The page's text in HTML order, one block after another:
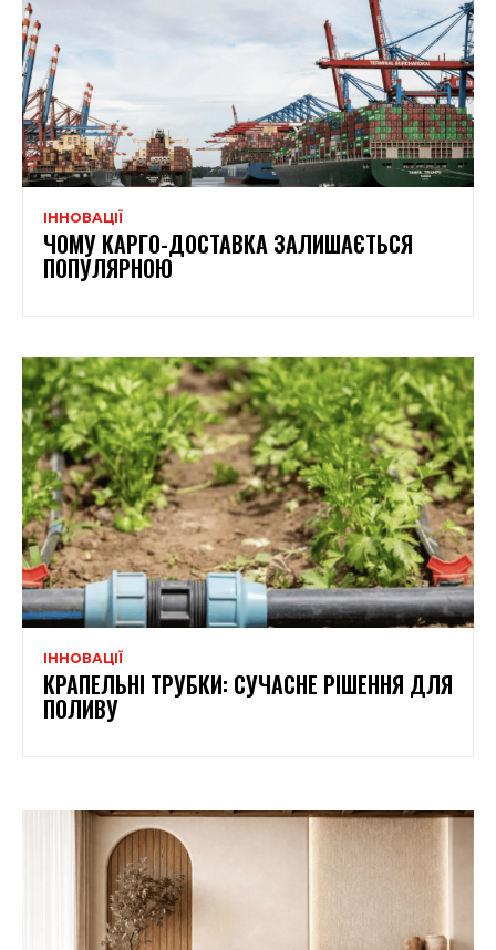
ІННОВАЦІЇ
ЧОМУ КАРГО-ДОСТАВКА ЗАЛИШАЄТЬСЯ
ПОПУЛЯРНОЮ
ІННОВАЦІЇ
КРАПЕЛЬНІ ТРУБКИ: СУЧАСНЕ РІШЕННЯ ДЛЯ
ПОЛИВУ